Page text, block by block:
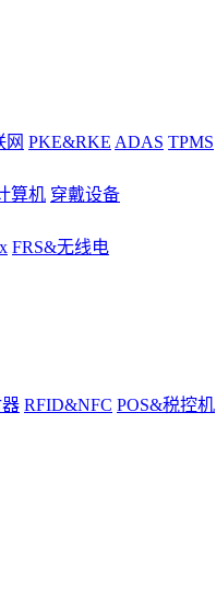
网 PKE&RKE ADAS TPMS
算机 穿戴设备
FRS&无线电
RFID&NFC POS&税控机